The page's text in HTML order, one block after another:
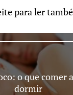
para ler
o que comer
dormir